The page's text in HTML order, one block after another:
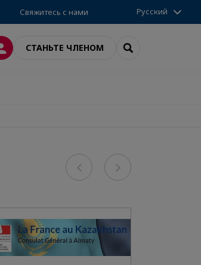
Свяжитесь с нами Русский
ВХОД СТАНЬТЕ ЧЛЕНОМ SEARCH
Previous